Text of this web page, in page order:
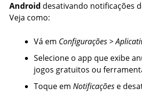
Android desativando notificações
Veja como:
Vá em Configurações >
Selecione o app que exibe
jogos gratuitos ou
Toque em Notificaçõese